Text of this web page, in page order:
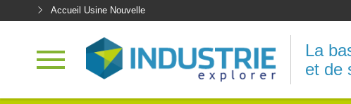
Accueil Usine Nouvelle
La
et de